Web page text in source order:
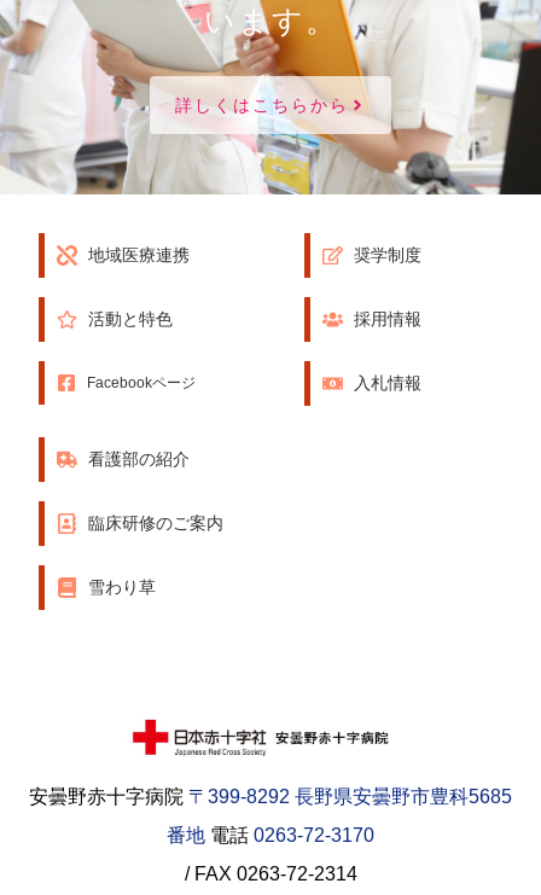
います。
詳しくはこちらから
地域医療連携
活動と特色
Facebookページ
奨学制度
採用情報
入札情報
看護部の紹介
臨床研修のご案内
雪わり草
安曇野赤十字病院 〒399-8292 長野県安曇野市豊科5685
番地 電話 0263-72-3170
/ FAX 0263-72-2314